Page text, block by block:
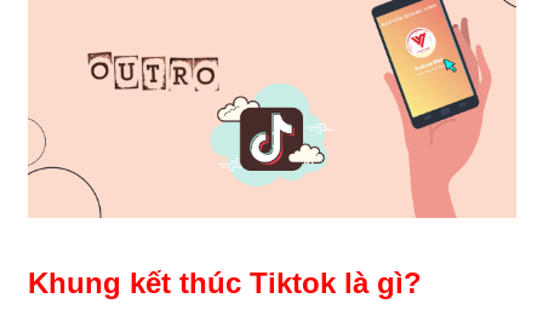
Khung kết thúc Tiktok là gì?